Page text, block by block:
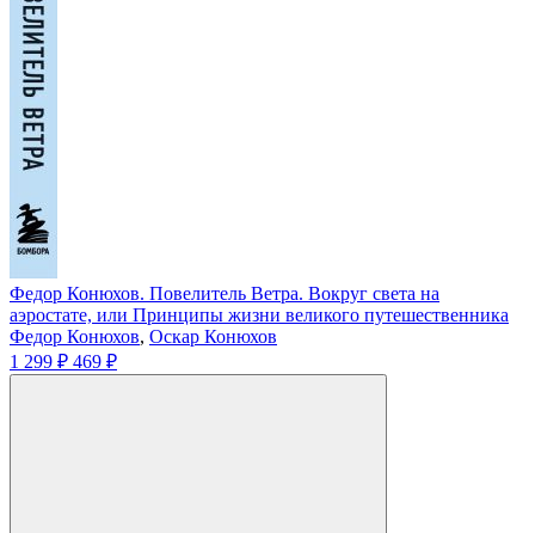
Федор Конюхов. Повелитель Ветра. Вокруг света на
аэростате, или Принципы жизни великого путешественника
Федор Конюхов, Оскар Конюхов
1 299 ₽ 469 ₽